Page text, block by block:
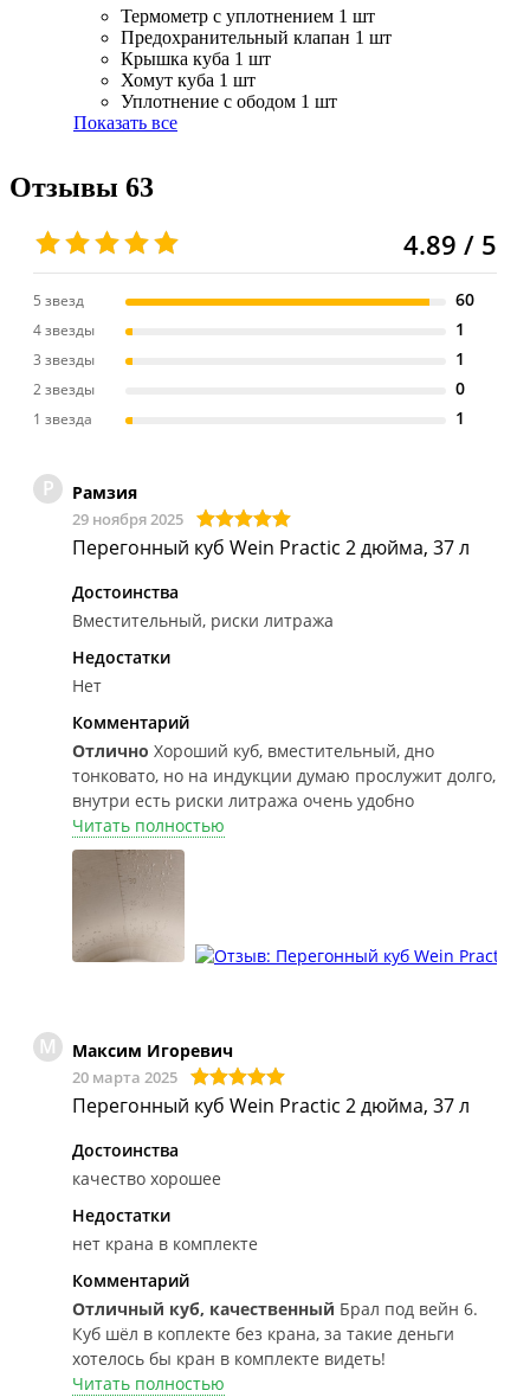
Термометр с уплотнением 1 шт
Предохранительный клапан 1 шт
Крышка куба 1 шт
Хомут куба 1 шт
Уплотнение с ободом 1 шт
Показать все
Отзывы 63
4.89 / 5
5 звезд 60
4 звезды 1
3 звезды 1
2 звезды 0
1 звезда 1
Р Рамзия
29 ноября 2025
Перегонный куб Wein Practic 2 дюйма, 37 л
Достоинства
Вместительный, риски литража
Недостатки
Нет
Комментарий
Отлично Хороший куб, вместительный, дно
тонковато, но на индукции думаю прослужит долго,
внутри есть риски литража очень удобно
Читать полностью
М Максим Игоревич
20 марта 2025
Перегонный куб Wein Practic 2 дюйма, 37 л
Достоинства
качество хорошее
Недостатки
нет крана в комплекте
Комментарий
Отличный куб, качественный Брал под вейн 6.
Куб шёл в коплекте без крана, за такие деньги
хотелось бы кран в комплекте видеть!
Читать полностью